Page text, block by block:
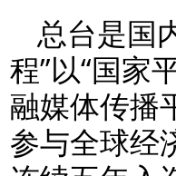
总台是国
程”以“国家
融媒体传播
参与全球经